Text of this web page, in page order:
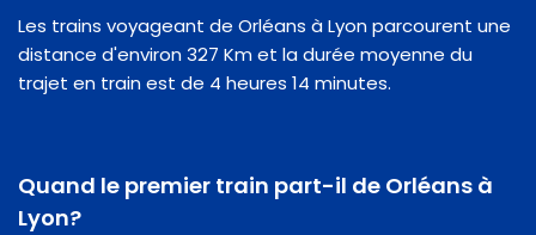
Les trains voyageant de Orléans à Lyon parcourent une
distance d'environ 327 Km et la durée moyenne du
trajet en train est de 4 heures 14 minutes.
Quand le premier train part-il de Orléans à
Lyon?